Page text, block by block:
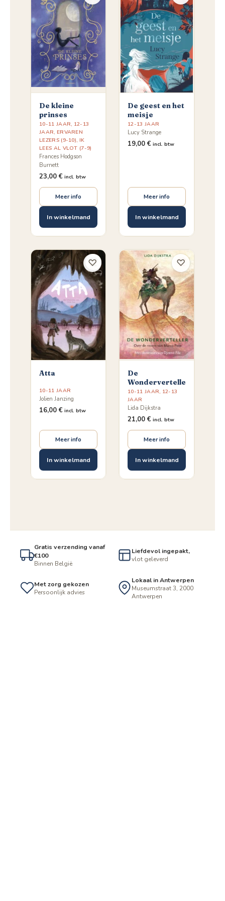
De kleine
prinses
10-11 JAAR, 12-13
JAAR, ERVAREN
LEZERS (9-10), IK
LEES AL VLOT (7-9)
Frances Hodgson
Burnett
23,00 € incl. btw
Meer info
In winkelmand
De geest en het
meisje
12-13 JAAR
Lucy Strange
19,00 € incl. btw
Meer info
In winkelmand
Atta
10-11 JAAR
Jolien Janzing
16,00 € incl. btw
Meer info
In winkelmand
♡
De
Wonderverteller
10-11 JAAR, 12-13
JAAR
Lida Dijkstra
21,00 € incl. btw
Meer info
In winkelmand
♡
Gratis verzending vanaf
€100
Binnen België
Liefdevol ingepakt,
vlot geleverd
Met zorg gekozen
Persoonlijk advies
Lokaal in Antwerpen
Museumstraat 3, 2000
Antwerpen